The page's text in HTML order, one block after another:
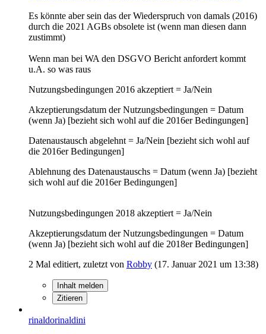
Es könnte aber sein das der Wiederspruch von damals (2016)
durch die 2021 AGBs obsolete ist (wenn man diesen dann
zustimmt)
Wenn man bei WA den DSGVO Bericht anfordert kommt
u.A. so was raus
Nutzungsbedingungen 2016 akzeptiert = Ja/Nein
Akzeptierungsdatum der Nutzungsbedingungen = Datum
(wenn Ja) [bezieht sich wohl auf die 2016er Bedingungen]
Datenaustausch abgelehnt = Ja/Nein [bezieht sich wohl auf
die 2016er Bedingungen]
Ablehnung des Datenaustauschs = Datum (wenn Ja) [bezieht
sich wohl auf die 2016er Bedingungen]
Nutzungsbedingungen 2018 akzeptiert = Ja/Nein
Akzeptierungsdatum der Nutzungsbedingungen = Datum
(wenn Ja) [bezieht sich wohl auf die 2018er Bedingungen]
2 Mal editiert, zuletzt von Robby (17. Januar 2021 um 13:38)
Inhalt melden
Zitieren
rinaldorinaldini